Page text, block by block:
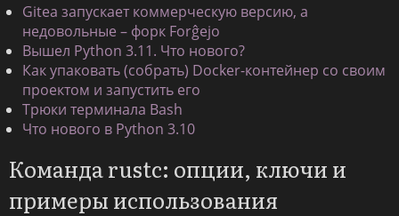
Gitea запускает коммерческую версию, а
недовольные – форк Forĝejo
Вышел Python 3.11. Что нового?
Как упаковать (собрать) Docker-контейнер со своим
проектом и запустить его
Трюки терминала Bash
Что нового в Python 3.10
Команда rustc: опции, ключи и
примеры использования